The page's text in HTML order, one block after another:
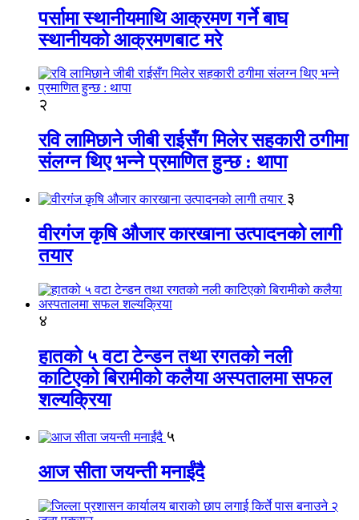
पर्सामा स्थानीयमाथि आक्रमण गर्ने बाघ
स्थानीयको आक्रमणबाट मरे
२
रवि लामिछाने जीबी राईसँग मिलेर सहकारी ठगीमा
संलग्न थिए भन्ने प्रमाणित हुन्छ : थापा
३
वीरगंज कृषि औजार कारखाना उत्पादनको लागी
तयार
४
हातको ५ वटा टेन्डन तथा रगतको नली
काटिएको बिरामीको कलैया अस्पतालमा सफल
शल्यक्रिया
५
आज सीता जयन्ती मनाईंदै